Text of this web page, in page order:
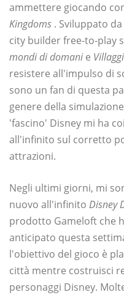
ammettere giocando
Kingdoms . Sviluppato
city builder free-to-play
mondi di domani e
resistere all'impulso di
sono un fan di questa
genere della
'fascino' Disney mi ha
all'infinito sul corretto
attrazioni.
Negli ultimi giorni, mi
nuovo all'infinito Disney
prodotto Gameloft che
anticipato questa
l'obiettivo del gioco è
città mentre costruisci
personaggi Disney.